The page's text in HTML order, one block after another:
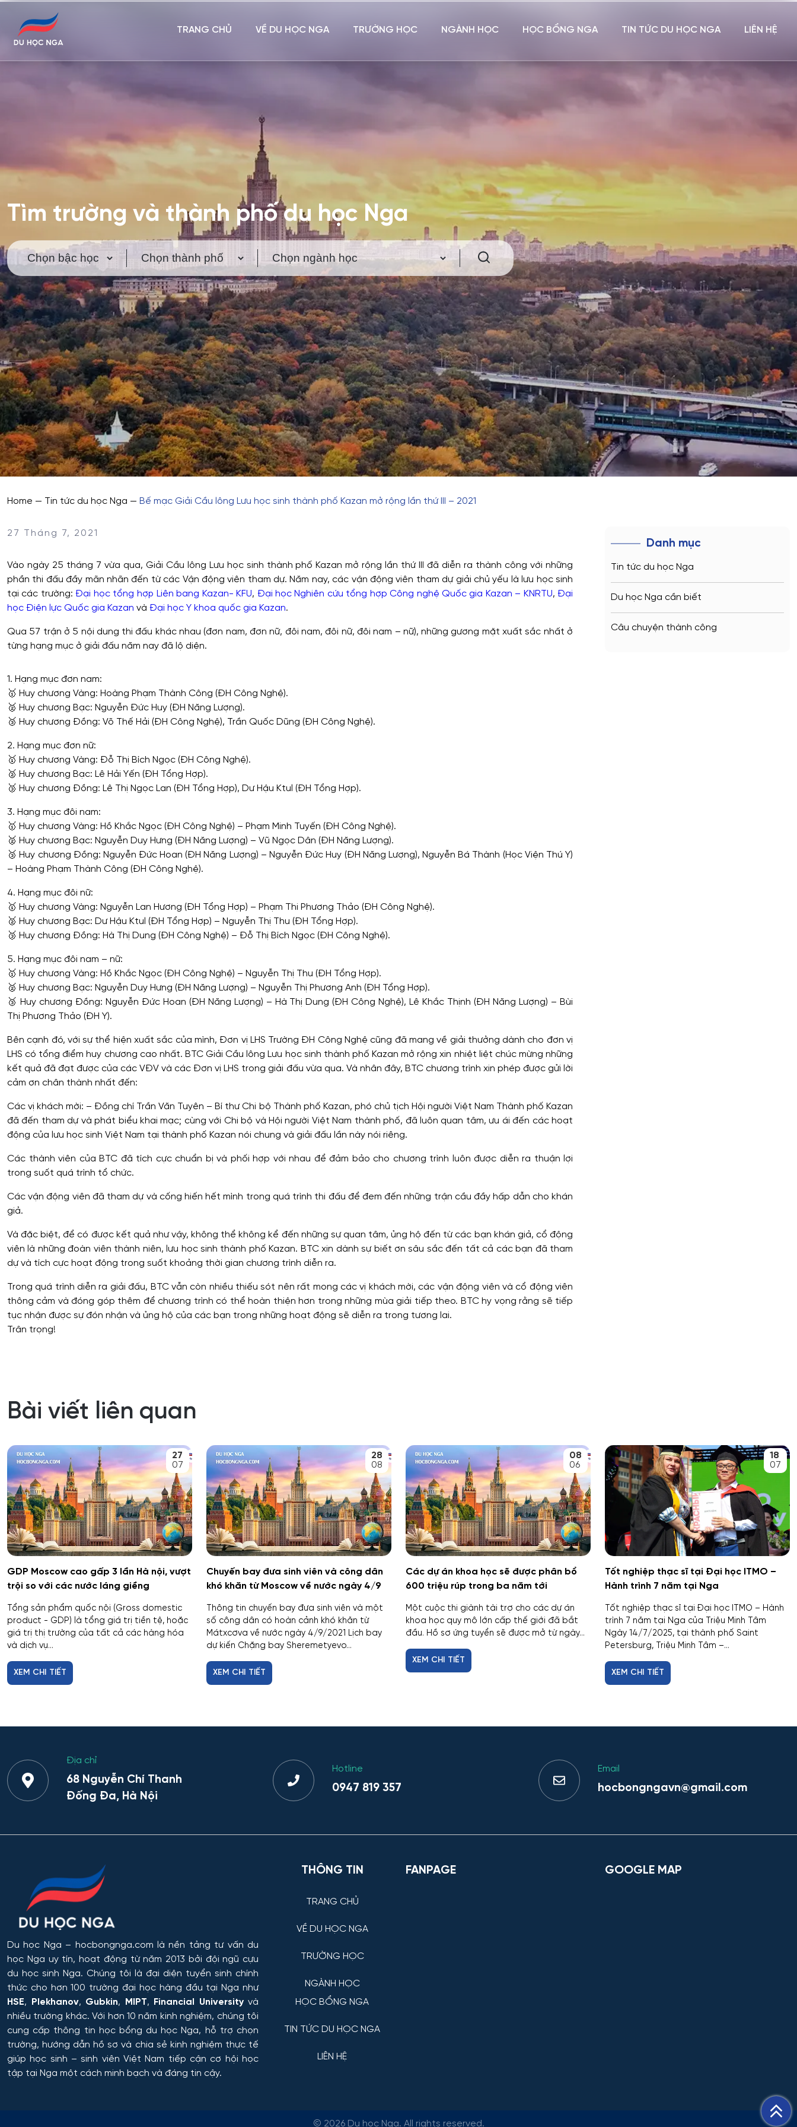
TRANG CHỦ VỀ DU HỌC NGA TRƯỜNG HỌC NGÀNH HỌC HỌC BỔNG NGA TIN TỨC DU HỌC NGA LIÊN HỆ
Tìm trường và thành phố du học Nga
Home — Tin tức du học Nga — Bế mạc Giải Cầu lông Lưu học sinh thành phố Kazan mở rộng lần thứ III – 2021
27 Tháng 7, 2021
Vào ngày 25 tháng 7 vừa qua, Giải Cầu lông Lưu học sinh thành phố Kazan mở rộng lần thứ III đã diễn ra thành công với những
phần thi đấu đầy mãn nhãn đến từ các Vận động viên tham dự. Năm nay, các vận động viên tham dự giải chủ yếu là lưu học sinh
tại các trường:Đại học tổng hợp Liên bang Kazan- KFU, Đại học Nghiên cứu tổng hợp Công nghệ Quốc gia Kazan – KNRTU,Đại
học Điện lực Quốc gia Kazan và Đại học Y khoa quốc gia Kazan.
Qua 57 trận ở 5 nội dung thi đấu khác nhau (đơn nam, đơn nữ, đôi nam, đôi nữ, đôi nam – nữ), những gương mặt xuất sắc nhất ở
từng hạng mục ở giải đấu năm nay đã lộ diện.
1. Hạng mục đơn nam:
🥇 Huy chương Vàng: Hoàng Phạm Thành Công (ĐH Công Nghệ).
🥈 Huy chương Bạc: Nguyễn Đức Huy (ĐH Năng Lượng).
🥉 Huy chương Đồng: Võ Thế Hải (ĐH Công Nghệ), Trần Quốc Dũng (ĐH Công Nghệ).
2. Hạng mục đơn nữ:
🥇 Huy chương Vàng: Đỗ Thị Bích Ngọc (ĐH Công Nghệ).
🥈 Huy chương Bạc: Lê Hải Yến (ĐH Tổng Hợp).
🥉 Huy chương Đồng: Lê Thị Ngọc Lan (ĐH Tổng Hợp), Dư Hậu Ktul (ĐH Tổng Hợp).
3. Hạng mục đôi nam:
🥇 Huy chương Vàng: Hồ Khắc Ngọc (ĐH Công Nghệ) – Phạm Minh Tuyến (ĐH Công Nghệ).
🥈 Huy chương Bạc: Nguyễn Duy Hưng (ĐH Năng Lượng) – Vũ Ngọc Dân (ĐH Năng Lượng).
🥉 Huy chương Đồng: Nguyễn Đức Hoan (ĐH Năng Lượng) – Nguyễn Đức Huy (ĐH Năng Lượng), Nguyễn Bá Thành (Học Viện Thú Y)
– Hoàng Phạm Thành Công (ĐH Công Nghệ).
4. Hạng mục đôi nữ:
🥇 Huy chương Vàng: Nguyễn Lan Hương (ĐH Tổng Hợp) – Phạm Thi Phương Thảo (ĐH Công Nghệ).
🥈 Huy chương Bạc: Dư Hậu Ktul (ĐH Tổng Hợp) – Nguyễn Thị Thu (ĐH Tổng Hợp).
🥉 Huy chương Đồng: Hà Thị Dung (ĐH Công Nghệ) – Đỗ Thị Bích Ngọc (ĐH Công Nghệ).
5. Hạng mục đôi nam – nữ:
🥇 Huy chương Vàng: Hồ Khắc Ngọc (ĐH Công Nghệ) – Nguyễn Thị Thu (ĐH Tổng Hợp).
🥈 Huy chương Bạc: Nguyễn Duy Hưng (ĐH Năng Lượng) – Nguyễn Thị Phương Anh (ĐH Tổng Hợp).
🥉 Huy chương Đồng: Nguyễn Đức Hoan (ĐH Năng Lượng) – Hà Thị Dung (ĐH Công Nghệ), Lê Khắc Thịnh (ĐH Năng Lượng) – Bùi
Thị Phương Thảo (ĐH Y).
Bên cạnh đó, với sự thể hiện xuất sắc của mình, Đơn vị LHS Trường ĐH Công Nghệ cũng đã mang về giải thưởng dành cho đơn vị
LHS có tổng điểm huy chương cao nhất. BTC Giải Cầu lông Lưu học sinh thành phố Kazan mở rộng xin nhiệt liệt chúc mừng những
kết quả đã đạt được của các VĐV và các Đơn vị LHS trong giải đấu vừa qua. Và nhân đây, BTC chương trình xin phép được gửi lời
cảm ơn chân thành nhất đến:
Các vị khách mời: – Đồng chí Trần Văn Tuyên – Bí thư Chi bộ Thành phố Kazan, phó chủ tịch Hội người Việt Nam Thành phố Kazan
đã đến tham dự và phát biểu khai mạc; cùng với Chi bộ và Hội người Việt Nam thành phố, đã luôn quan tâm, ưu ái đến các hoạt
động của lưu học sinh Việt Nam tại thành phố Kazan nói chung và giải đấu lần này nói riêng.
Các thành viên của BTC đã tích cực chuẩn bị và phối hợp với nhau để đảm bảo cho chương trình luôn được diễn ra thuận lợi
trong suốt quá trình tổ chức.
Các vận động viên đã tham dự và cống hiến hết mình trong quá trình thi đấu để đem đến những trận cầu đầy hấp dẫn cho khán
giả.
Và đặc biệt, để có được kết quả như vậy, không thể không kể đến những sự quan tâm, ủng hộ đến từ các bạn khán giả, cổ động
viên là những đoàn viên thành niên, lưu học sinh thành phố Kazan. BTC xin dành sự biết ơn sâu sắc đến tất cả các bạn đã tham
dự và tích cực hoạt động trong suốt khoảng thời gian chương trình diễn ra.
Trong quá trình diễn ra giải đấu, BTC vẫn còn nhiều thiếu sót nên rất mong các vị khách mời, các vận động viên và cổ động viên
thông cảm và đóng góp thêm để chương trình có thể hoàn thiện hơn trong những mùa giải tiếp theo. BTC hy vọng rằng sẽ tiếp
tục nhận được sự đón nhận và ủng hộ của các bạn trong những hoạt động sẽ diễn ra trong tương lai.
Trân trọng!
Danh mục
Tin tức du học Nga
Du học Nga cần biết
Câu chuyện thành công
Bài viết liên quan
27
07
GDP Moscow cao gấp 3 lần Hà nội, vượt
trội so với các nước láng giềng
Tổng sản phẩm quốc nội (Gross domestic
product - GDP) là tổng giá trị tiền tệ, hoặc
giá trị thị trường của tất cả các hàng hóa
và dịch vụ...
XEM CHI TIẾT
28
08
Chuyến bay đưa sinh viên và công dân
khó khăn từ Moscow về nước ngày 4/9
Thông tin chuyến bay đưa sinh viên và một
số công dân có hoàn cảnh khó khăn từ
Mátxcơva về nước ngày 4/9/2021 Lịch bay
dự kiến Chặng bay Sheremetyevo...
XEM CHI TIẾT
08
06
Các dự án khoa học sẽ được phân bổ
600 triệu rúp trong ba năm tới
Một cuộc thi giành tài trợ cho các dự án
khoa học quy mô lớn cấp thế giới đã bắt
đầu. Hồ sơ ứng tuyển sẽ được mở từ ngày...
XEM CHI TIẾT
18
07
Tốt nghiệp thạc sĩ tại Đại học ITMO –
Hành trình 7 năm tại Nga
Tốt nghiệp thạc sĩ tại Đại học ITMO – Hành
trình 7 năm tại Nga của Triệu Minh Tâm
Ngày 14/7/2025, tại thành phố Saint
Petersburg, Triệu Minh Tâm –...
XEM CHI TIẾT
Địa chỉ
68 Nguyễn Chí Thanh
Đống Đa, Hà Nội
Hotline
0947 819 357
Email
hocbongngavn@gmail.com
Du học Nga – hocbongnga.com là nền tảng tư vấn du
học Nga uy tín, hoạt động từ năm 2013 bởi đội ngũ cựu
du học sinh Nga. Chúng tôi là đại diện tuyển sinh chính
thức cho hơn 100 trường đại học hàng đầu tại Nga như
HSE, Plekhanov, Gubkin, MIPT, Financial Universityvà
nhiều trường khác. Với hơn 10 năm kinh nghiệm, chúng tôi
cung cấp thông tin học bổng du học Nga, hỗ trợ chọn
trường, hướng dẫn hồ sơ và chia sẻ kinh nghiệm thực tế
giúp học sinh – sinh viên Việt Nam tiếp cận cơ hội học
tập tại Nga một cách minh bạch và đáng tin cậy.
THÔNG TIN
TRANG CHỦ
VỀ DU HỌC NGA
TRƯỜNG HỌC
NGÀNH HỌC
HỌC BỔNG NGA
TIN TỨC DU HỌC NGA
LIÊN HỆ
FANPAGE GOOGLE MAP
© 2026 Du học Nga. All rights reserved.